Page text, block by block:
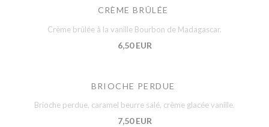
CRÈME BRÛLÉE
Crème brûlée à la vanille Bourbon de Madagascar.
6,50 EUR
BRIOCHE PERDUE
Brioche perdue, caramel beurre salé, crème glacée vanille.
7,50 EUR